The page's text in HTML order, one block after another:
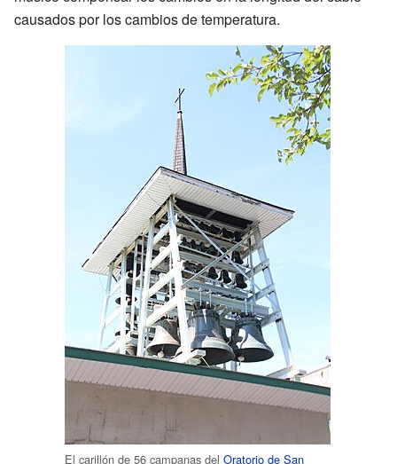
causados por los cambios de temperatura.
El carillón de 56 campanas del Oratorio de San